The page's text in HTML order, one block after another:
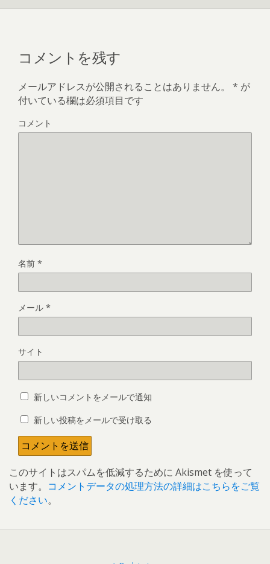
)
コメントを残す
メールアドレスが公開されることはありません。 * が
付いている欄は必須項目です
コメント
名前 *
メール *
サイト
新しいコメントをメールで通知
新しい投稿をメールで受け取る
このサイトはスパムを低減するために Akismet を使って
います。 コメントデータの処理方法の詳細はこちらをご覧
ください。